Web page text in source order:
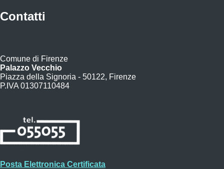
Contatti
Comune di Firenze
Palazzo Vecchio
Piazza della Signoria - 50122, Firenze
P.IVA 01307110484
Posta Elettronica Certificata